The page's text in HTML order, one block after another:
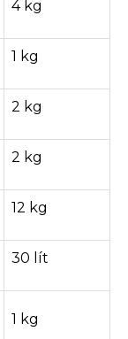
4 kg
1 kg
2 kg
2 kg
12 kg
30 lít
1 kg